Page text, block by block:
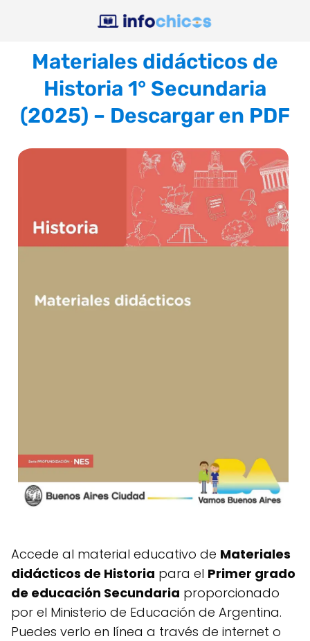
Materiales didácticos de
Historia 1° Secundaria
(2025) – Descargar en PDF
Accede al material educativo de Materiales
didácticos de Historia para el Primer grado
de educación Secundaria proporcionado
por el Ministerio de Educación de Argentina.
Puedes verlo en línea a través de internet o